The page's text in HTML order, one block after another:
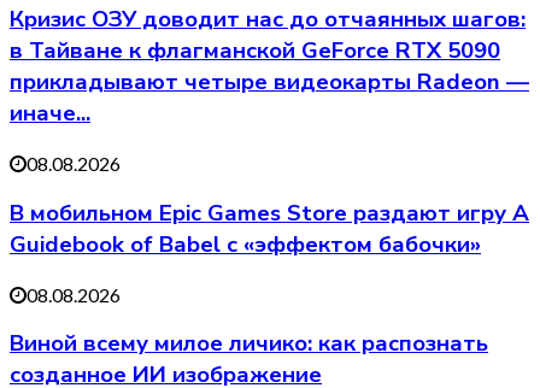
Кризис ОЗУ доводит нас до отчаянных шагов:
в Тайване к флагманской GeForce RTX 5090
прикладывают четыре видеокарты Radeon —
иначе...
08.08.2026
В мобильном Epic Games Store раздают игру A
Guidebook of Babel с «эффектом бабочки»
08.08.2026
Виной всему милое личико: как распознать
созданное ИИ изображение